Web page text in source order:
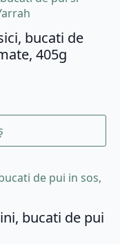
bucati de
405g
bucati de pui